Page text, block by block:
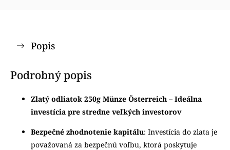
Popis
Podrobný popis
Zlatý odliatok 250g Münze Österreich – Ideálna
investícia pre stredne veľkých investorov
Bezpečné zhodnotenie kapitálu: Investícia do zlata je
považovaná za bezpečnú voľbu, ktorá poskytuje